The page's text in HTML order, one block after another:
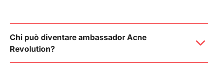
Chi può diventare ambassador Acne
Revolution?